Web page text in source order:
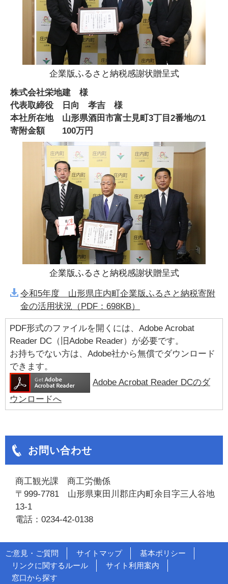
企業版ふるさと納税感謝状贈呈式
株式会社栄地建 様
代表取締役 日向 孝吉 様
本社所在地 山形県酒田市富士見町3丁目2番地の1
寄附金額 100万円
企業版ふるさと納税感謝状贈呈式
令和5年度 山形県庄内町企業版ふるさと納税寄附
金の活用状況（PDF：698KB）
PDF形式のファイルを開くには、Adobe Acrobat
Reader DC（旧Adobe Reader）が必要です。
お持ちでない方は、Adobe社から無償でダウンロード
できます。
Adobe Acrobat Reader DCのダ
ウンロードへ
お問い合わせ
商工観光課 商工労働係
〒999-7781 山形県東田川郡庄内町余目字三人谷地
13-1
電話：0234-42-0138
ご意見・ご質問 サイトマップ
基本ポリシー
リンクに関するルール
サイト利用案内
窓口から探す